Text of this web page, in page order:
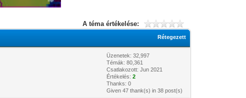
A téma értékelése:
Rétegezett
Üzenetek: 32,997
Témák: 80,361
Csatlakozott: Jun 2021
Értékelés:2
Thanks: 0
Given 47 thank(s) in 38 post(s)